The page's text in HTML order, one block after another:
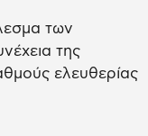
των
της
ελευθερίας